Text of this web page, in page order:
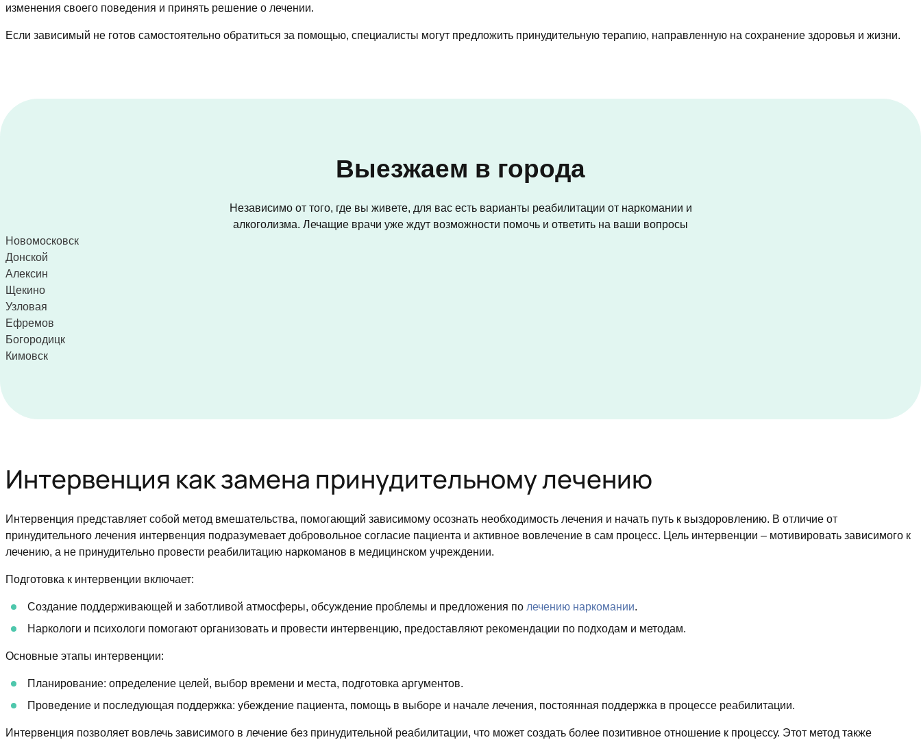
изменения своего поведения и принять решение о лечении.
Если зависимый не готов самостоятельно обратиться за помощью, специалисты могут предложить принудительную терапию, направленную на сохранение здоровья и жизни.
Выезжаем в города
Независимо от того, где вы живете, для вас есть варианты реабилитации от наркомании и
алкоголизма. Лечащие врачи уже ждут возможности помочь и ответить на ваши вопросы
Новомосковск
Донской
Алексин
Щекино
Узловая
Ефремов
Богородицк
Кимовск
Интервенция как замена принудительному лечению
Интервенция представляет собой метод вмешательства, помогающий зависимому осознать необходимость лечения и начать путь к выздоровлению. В отличие от
принудительного лечения интервенция подразумевает добровольное согласие пациента и активное вовлечение в сам процесс. Цель интервенции – мотивировать зависимого к
лечению, а не принудительно провести реабилитацию наркоманов в медицинском учреждении.
Подготовка к интервенции включает:
Создание поддерживающей и заботливой атмосферы, обсуждение проблемы и предложения по лечению наркомании.
Наркологи и психологи помогают организовать и провести интервенцию, предоставляют рекомендации по подходам и методам.
Основные этапы интервенции:
Планирование: определение целей, выбор времени и места, подготовка аргументов.
Проведение и последующая поддержка: убеждение пациента, помощь в выборе и начале лечения, постоянная поддержка в процессе реабилитации.
Интервенция позволяет вовлечь зависимого в лечение без принудительной реабилитации, что может создать более позитивное отношение к процессу. Этот метод также